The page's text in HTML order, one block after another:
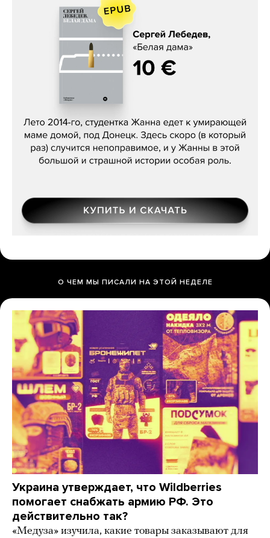
Сергей Лебедев, «Белая дама»
О ЧЕМ МЫ ПИСАЛИ НА ЭТОЙ НЕДЕЛЕ
Украина утверждает, что Wildberries
помогает снабжать армию РФ. Это
действительно так?
«Медуза» изучила, какие товары заказывают для